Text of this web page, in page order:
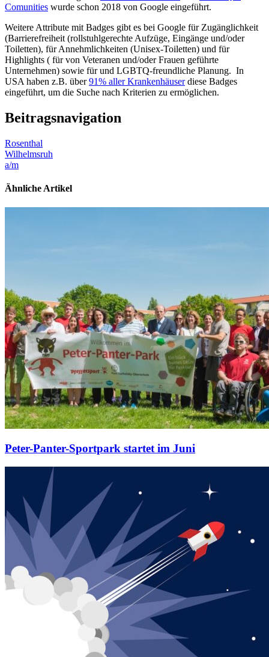
Comunities wurde schon 2018 von Google eingeführt.
Weitere Attribute mit Badges gibt es bei Google für Zugänglichkeit
(Barrierefreiheit (rollstuhlgerechte Aufzüge, Eingänge und/oder
Toiletten), für Annehmlichkeiten (Unisex-Toiletten) und für
Highlights ( für von Veteranen und/oder Frauen geführte
Unternehmen) sowie für und LGBTQ-freundliche Planung. In
USA haben z.B. über91% aller Krankenhäuserdiese Badges
eingeführt, um die Suche nach Kriterien zu ermöglichen.
Beitragsnavigation
Rosenthal
Wilhelmsruh
a/m
Ähnliche Artikel
Peter-Panter-Sportpark startet im Juni